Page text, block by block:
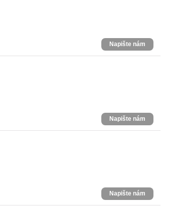
Napište nám
Napište nám
Napište nám